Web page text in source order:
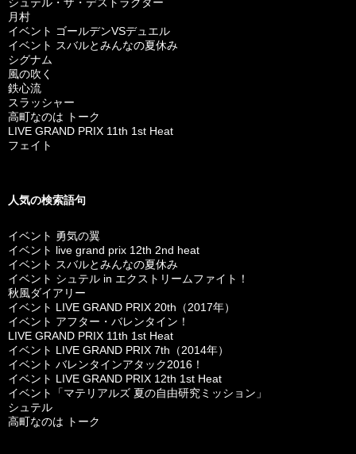
月村
イベント ゴールデンVSデュエル
イベント スバルとみんなの夏休み
シグナム
風の吹く
鉄心流
スラッシャー
高町なのは トーク
LIVE GRAND PRIX 11th 1st Heat
フェイト
人気の検索語句
イベント 勇気の翼
イベント live grand prix 12th 2nd heat
イベント スバルとみんなの夏休み
イベント シュテル in エクストリームファイト！
秋風ダイアリー
イベント LIVE GRAND PRIX 20th（2017年）
イベント アフター・バレンタイン！
LIVE GRAND PRIX 11th 1st Heat
イベント LIVE GRAND PRIX 7th（2014年）
イベント バレンタインアタック2016！
イベント LIVE GRAND PRIX 12th 1st Heat
イベント「マテリアルズ 夏の自由研究ミッション」
シュテル
高町なのは トーク